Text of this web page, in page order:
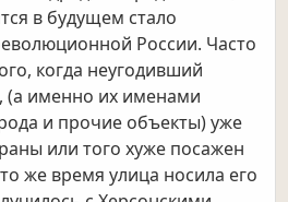
в будущем стало
России. Часто
когда неугодивший
(а именно их именами
и прочие объекты) уже
или того хуже посажен
же время улица носила его